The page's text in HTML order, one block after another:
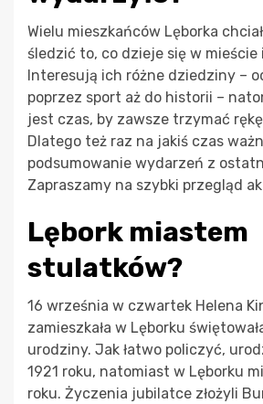
Wielu mieszkańców Lęborka
śledzić to, co dzieje się w mieście
Interesują ich różne dziedziny –
poprzez sport aż do historii –
jest czas, by zawsze trzymać
Dlatego też raz na jakiś czas
podsumowanie wydarzeń z
Zapraszamy na szybki przegląd
Lębork miastem
stulatków?
16 września w czwartek Helena
zamieszkała w Lęborku
urodziny. Jak łatwo policzyć,
1921 roku, natomiast w Lęborku
roku. Życzenia jubilatce złożyli